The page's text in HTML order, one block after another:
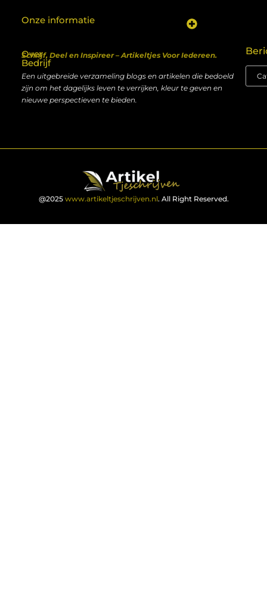
Over
Bedrijf
Schrijf, Deel en Inspireer – Artikeltjes Voor Iedereen.
Een uitgebreide verzameling blogs en artikelen die bedoeld
zijn om het dagelijks leven te verrijken, kleur te geven en
nieuwe perspectieven te bieden.
Onze informatie
@2025 www.artikeltjeschrijven.nl. All Right Reserved.